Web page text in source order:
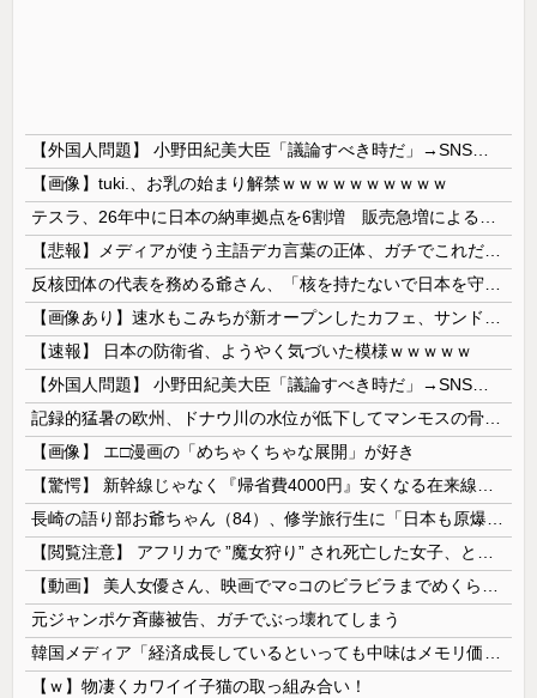
【画像】tuki.、お乳の始まり解禁ｗｗｗｗｗｗｗｗｗｗ
【速報】 日本の防衛省、ようやく気づいた模様ｗｗｗｗｗ
【画像】 エ□漫画の「めちゃくちゃな展開」が好き
元ジャンポケ斉藤被告、ガチでぶっ壊れてしまう
【ｗ】物凄くカワイイ子猫の取っ組み合い！